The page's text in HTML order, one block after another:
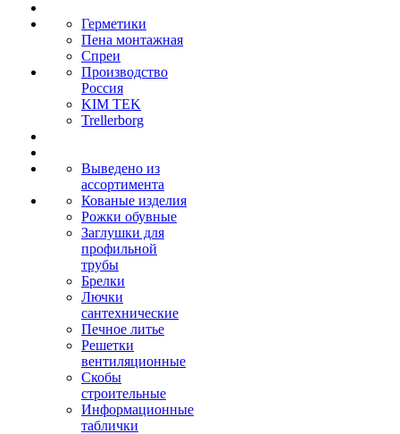
Герметики
Пена монтажная
Спреи
Производство
Россия
KIM TEK
Trellerborg
Выведено из
ассортимента
Кованые изделия
Рожки обувные
Заглушки для
профильной
трубы
Брелки
Лючки
сантехнические
Печное литье
Решетки
вентиляционные
Скобы
строительные
Информационные
таблички